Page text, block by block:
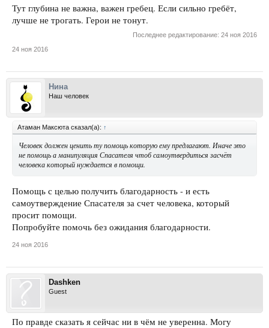
Тут глубина не важна, важен гребец. Если сильно гребёт,
лучше не трогать. Герои не тонут.
Последнее редактирование: 24 ноя 2016
24 ноя 2016
Нина
Наш человек
Атаман Максюта сказал(а): ↑
Человек должен ценить ту помощь которую ему предлагают. Иначе это
не помощь а манипуляция Спасателя чтоб самоутвердиться засчёт
человека который нуждается в помощи.
Помощь с целью получить благодарность - и есть
самоутверждение Спасателя за счет человека, который
просит помощи.
Попробуйте помочь без ожидания благодарности.
24 ноя 2016
Dashken
Guest
По правде сказать я сейчас ни в чём не уверенна. Могу